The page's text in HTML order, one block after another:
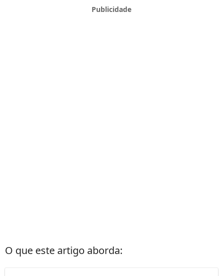
O que este artigo aborda: